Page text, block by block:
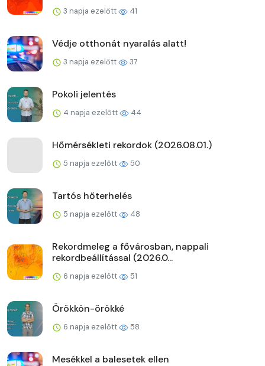
3 napja ezelőtt 41
Védje otthonát nyaralás alatt!
3 napja ezelőtt 37
Pokoli jelentés
4 napja ezelőtt 44
Hőmérsékleti rekordok (2026.08.01.)
5 napja ezelőtt 50
Tartós hőterhelés
5 napja ezelőtt 48
Rekordmeleg a fővárosban, nappali
rekordbeállítással (2026.0...
6 napja ezelőtt 51
Örökkön-örökké
6 napja ezelőtt 58
Mesékkel a balesetek ellen